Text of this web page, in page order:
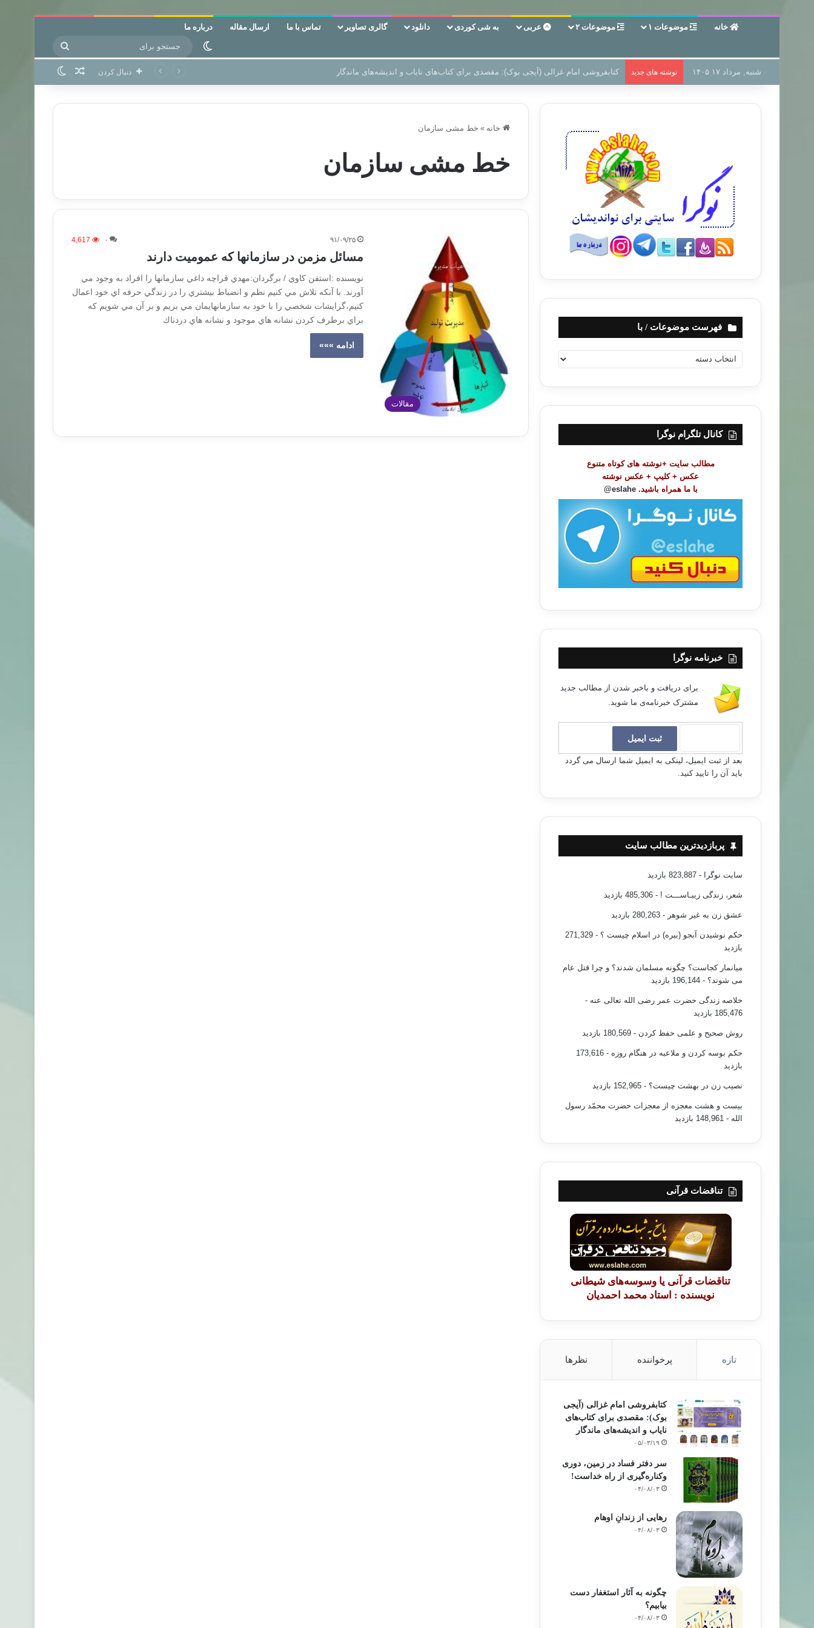
خانه موضوعات ۱ موضوعات ۲ عربی به شی کوردی دانلود گالری تصاویر تماس با ما ارسال مقاله درباره ما
تغییر پوسته
برای شنبه, مرداد ۱۷ ۱۴۰۵ نوشته های جدید سر دفتر فساد در زمین‌، دوری وکناره‌گیری از راه خداست‌! دنبال کردن نوشته تصادفی
خانه » خط مشی سازمان
خط مشی سازمان
مقالات
۹۱/۰۹/۲۵ ۰ 4,617
مسائل مزمن در سازمانها که عمومیت دارند
نویسنده :استفن كاوي / برگردان:مهدي قراچه داغي سازمانها را افراد به وجود مي
آورند. با آنكه تلاش مي كنيم نظم و انضباط بيشتري را در زندگي حرفه اي خود اعمال
كنيم،گرايشات شخصي را با خود به سازمانهايمان مي بريم و بر آن مي شويم كه
براي برطرف كردن نشانه هاي موجود و نشانه هاي دردناك
ادامه »»»
فهرست موضوعات / با
ه
ت
ض
کانال تلگرام نوگرا
مطالب سایت +نوشته های کوتاه متنوع
عکس + کلیپ + عکس نوشته
با ما همراه باشید. eslahe@
خبرنامه نوگرا
برای دریافت و باخبر شدن از مطالب جدید
مشترک خبرنامه‌ی ما شوید.
بعد از ثبت ایمیل، لینکی به ایمیل شما ارسال می گردد
باید آن را تایید کنید.
پربازدیدترین مطالب سایت
سایت نوگرا - 823,887 بازدید
شعر، زندگی زیبـاســـت ! - 485,306 بازدید
عشق زن به غیر شوهر - 280,263 بازدید
حکم نوشیدن آبجو (بیره) در اسلام چیست ؟
- 271,329
بازدید
میانمار کجاست؟ چگونه مسلمان شدند؟ و چرا قتل عام
می شوند؟ - 196,144 بازدید
خلاصه زندگی حضرت عمر رضی الله تعالی عنه -
185,476 بازدید
روش صحیح و علمی حفظ کردن - 180,569 بازدید
حکم بوسه کردن و ملاعبه در هنگام روزه
- 173,616
بازدید
نصیب زن در بهشت چیست؟ - 152,965 بازدید
بیست و هشت معجزه از معجزات حضرت محمّد رسول
الله - 148,961 بازدید
تناقضات قرآنی
تناقضات قرآنی یا وسوسه‌های شیطانی
نویسنده : استاد محمد احمدیان
تازه پرخواننده نظرها
کتابفروشی امام غزالی (آیجی
بوک): مقصدی برای کتاب‌های
نایاب و اندیشه‌های ماندگار
۰۵/۰۳/۱۹
سر دفتر فساد در زمین‌، دوری
وکناره‌گیری از راه خداست‌!
۰۴/۰۸/۰۳
رهایی از زندانِ اوهام
۰۴/۰۸/۰۳
چگونه به آثار استغفار دست
بیابیم؟
۰۴/۰۸/۰۳